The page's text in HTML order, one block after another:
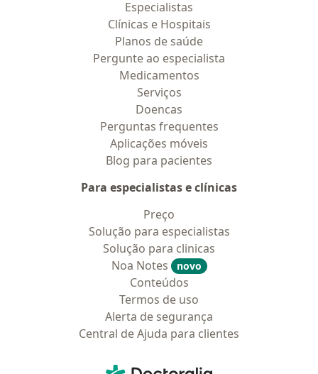
Especialistas
Clínicas e Hospitais
Planos de saúde
Pergunte ao especialista
Medicamentos
Serviços
Doencas
Perguntas frequentes
Aplicações móveis
Blog para pacientes
Para especialistas e clínicas
Preço
Solução para especialistas
Solução para clinicas
Noa Notes
novo
Conteúdos
Termos de uso
Alerta de segurança
Central de Ajuda para clientes
Doctoralia - Homepage